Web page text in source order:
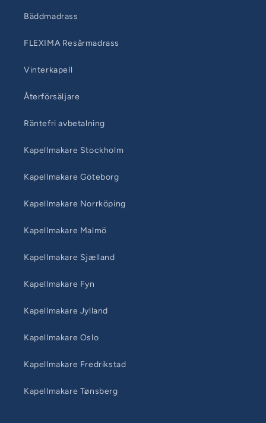
Bäddmadrass
FLEXIMA Resårmadrass
Vinterkapell
Återförsäljare
Räntefri avbetalning
Kapellmakare Stockholm
Kapellmakare Göteborg
Kapellmakare Norrköping
Kapellmakare Malmö
Kapellmakare Sjælland
Kapellmakare Fyn
Kapellmakare Jylland
Kapellmakare Oslo
Kapellmakare Fredrikstad
Kapellmakare Tønsberg